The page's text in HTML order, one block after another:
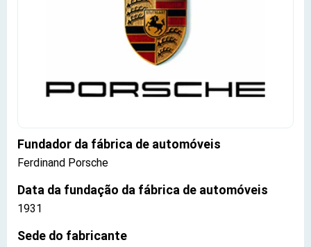
Fundador da fábrica de automóveis
Ferdinand Porsche
Data da fundação da fábrica de automóveis
1931
Sede do fabricante